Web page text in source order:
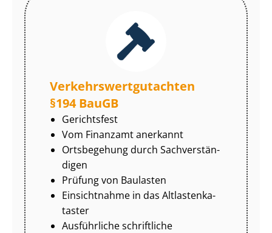
Ver­kehrs­wert­gut­ach­ten
§194 BauGB
Gerichtsfest
Vom Finanzamt anerkannt
Ortsbegehung durch Sach­ver­stän­
di­gen
Prüfung von Baulasten
Einsichtnahme in das Alt­las­ten­ka­
tas­ter
Ausführliche schriftliche